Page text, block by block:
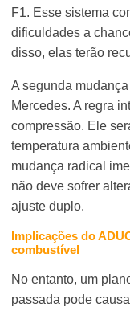
F1. Esse sistema
dificuldades a
disso, elas terão
A segunda
Mercedes. A regra
compressão. Ele
temperatura
mudança radical
não deve sofrer
ajuste duplo.
Implicações do
combustível
No entanto, um
passada pode